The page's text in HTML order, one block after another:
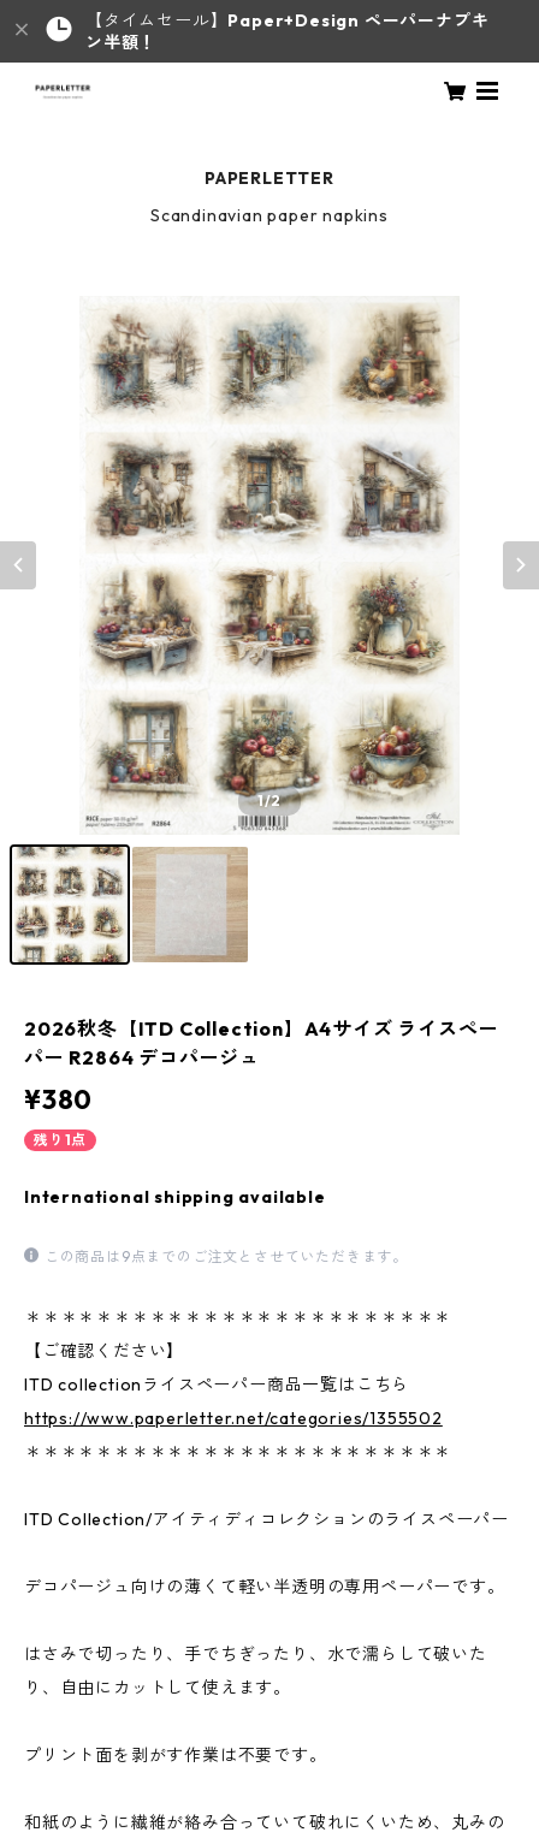
【タイムセール】 Paper+Design ペーパーナプキ
ン半額！
PAPERLETTER
Scandinavian paper napkins
1/2
2026秋冬【ITD Collection】A4サイズ ライスペー
パー R2864 デコパージュ
¥380
残り1点
International shipping available
この商品は9点までのご注文とさせていただきます。
＊＊＊＊＊＊＊＊＊＊＊＊＊＊＊＊＊＊＊＊＊＊＊＊
【ご確認ください】
ITD collectionライスペーパー商品一覧はこちら
https://www.paperletter.net/categories/1355502
＊＊＊＊＊＊＊＊＊＊＊＊＊＊＊＊＊＊＊＊＊＊＊＊
ITD Collection/アイティディコレクションのライスペーパー
デコパージュ向けの薄くて軽い半透明の専用ペーパーです。
はさみで切ったり、手でちぎったり、水で濡らして破いた
り、自由にカットして使えます。
プリント面を剥がす作業は不要です。
和紙のように繊維が絡み合っていて破れにくいため、丸みの